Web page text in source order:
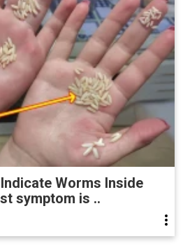
Worms Inside
symptom is ..